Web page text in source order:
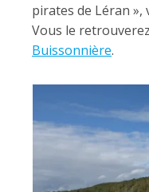
pirates de Léran »,
Vous le
Buissonnière.